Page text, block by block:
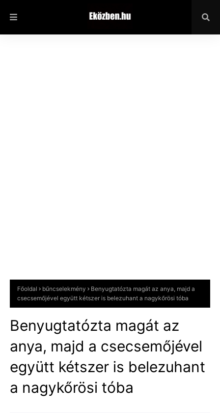
Főoldal bűncselekmény
Benyugtatózta magát az anya, majd a
csecsemőjével együtt kétszer is belezuhant a nagykőrösi tóba
Benyugtatózta magát az
anya, majd a csecsemőjével
együtt kétszer is belezuhant
a nagykőrösi tóba